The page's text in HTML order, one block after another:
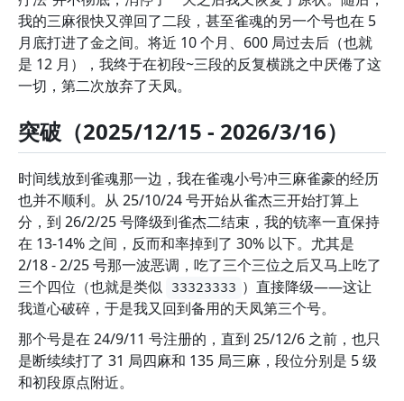
我的三麻很快又弹回了二段，甚至雀魂的另一个号也在 5
月底打进了金之间。将近 10 个月、600 局过去后（也就
是 12 月），我终于在初段~三段的反复横跳之中厌倦了这
一切，第二次放弃了天凤。
突破（2025/12/15 - 2026/3/16）
时间线放到雀魂那一边，我在雀魂小号冲三麻雀豪的经历
也并不顺利。从 25/10/24 号开始从雀杰三开始打算上
分，到 26/2/25 号降级到雀杰二结束，我的铳率一直保持
在 13-14% 之间，反而和率掉到了 30% 以下。尤其是
2/18 - 2/25 号那一波恶调，吃了三个三位之后又马上吃了
三个四位（也就是类似 33323333 ）直接降级——这让
我道心破碎，于是我又回到备用的天凤第三个号。
那个号是在 24/9/11 号注册的，直到 25/12/6 之前，也只
是断续续打了 31 局四麻和 135 局三麻，段位分别是 5 级
和初段原点附近。